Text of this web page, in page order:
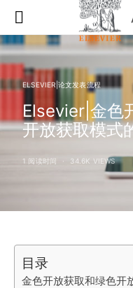
ELSEVIER|论文发表流程
Elsevier|金色
开放获取模式
1 阅读时间 34.6K VIEWS
目录
金色开放获取和绿色开